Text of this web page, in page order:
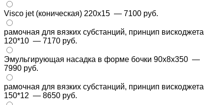
Visco jet (коническая) 220х15 — 7100 руб.
рамочная для вязких субстанций, принцип вискоджета
120*10 — 7170 руб.
Эмульгирующая насадка в форме бочки 90x8x350 —
7990 руб.
рамочная для вязких субстанций, принцип вискоджета
150*12 — 8650 руб.